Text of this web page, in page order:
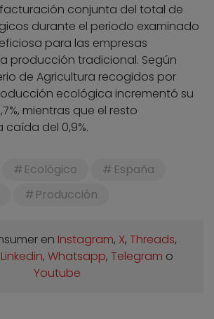
conjunta del total de
durante el periodo examinado
para las empresas
producción tradicional. Según
de Agricultura recogidos por
ecológica incrementó su
mientras que el resto
caída del 0,9%.
Ecológico
España
Producción
en Instagram, X, Threads,
Linkedin, Whatsapp, Telegram o
Youtube